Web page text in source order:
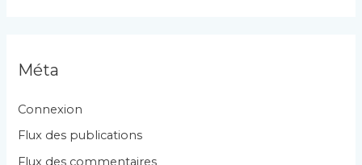
g
r
i
e
Méta
Connexion
Flux des publications
Flux des commentaires